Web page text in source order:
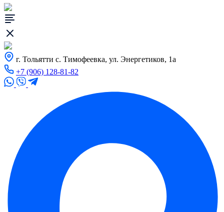
г. Тольятти с. Тимофеевка, ул. Энергетиков, 1а
+7 (906) 128-81-82